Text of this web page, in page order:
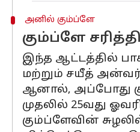
அனில் கும்ப்ளே
கும்ப்ளே
இந்த ஆட்டத்தில்
மற்றும் சயீத் அன்வர்
ஆனால், அப்போது
முதலில் 25வது
கும்ப்ளேவின்